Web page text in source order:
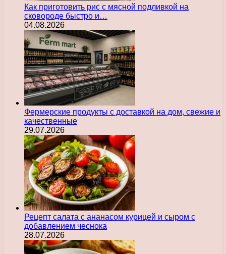
Как приготовить рис с мясной подливкой на
сковороде быстро и…
04.08.2026
Фермерские продукты с доставкой на дом, свежие и
качественные
29.07.2026
Рецепт салата с ананасом курицей и сыром с
добавлением чеснока
28.07.2026